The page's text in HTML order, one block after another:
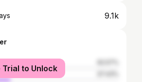
9.1k
Trial to Unlock